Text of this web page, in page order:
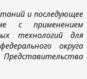
и последующее
с применением
технологий для
округа
Представительства